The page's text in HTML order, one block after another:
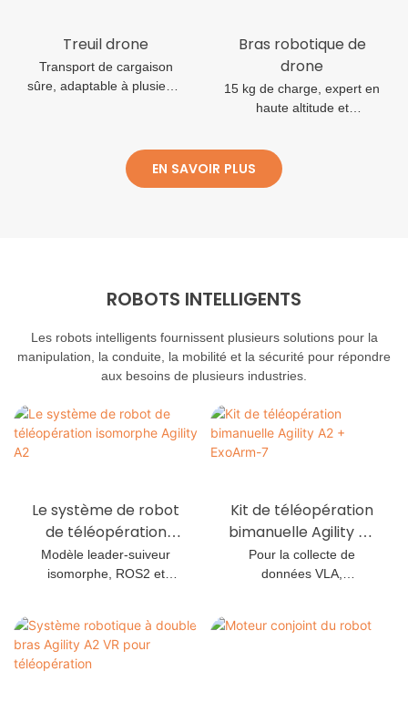
Treuil drone
Transport de cargaison
sûre, adaptable à plusieurs
Bras robotique de
drone
15 kg de charge, expert en
haute altitude et
EN SAVOIR PLUS
ROBOTS INTELLIGENTS
Les robots intelligents fournissent plusieurs solutions pour la
manipulation, la conduite, la mobilité et la sécurité pour répondre
aux besoins de plusieurs industries.
Le système de robot
de téléopération
isomorphe Agility A2
Modèle leader-suiveur
isomorphe, ROS2 et
Kit de téléopération
bimanuelle Agility A2
+ ExoArm-7
Pour la collecte de
données VLA,